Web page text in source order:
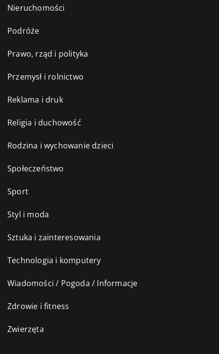
Nieruchomości
Podróże
Prawo, rząd i polityka
Przemysł i rolnictwo
Reklama i druk
Religia i duchowość
Rodzina i wychowanie dzieci
Społeczeństwo
Sport
Styl i moda
Sztuka i zainteresowania
Technologia i komputery
Wiadomości / Pogoda / Informacje
Zdrowie i fitness
Zwierzęta